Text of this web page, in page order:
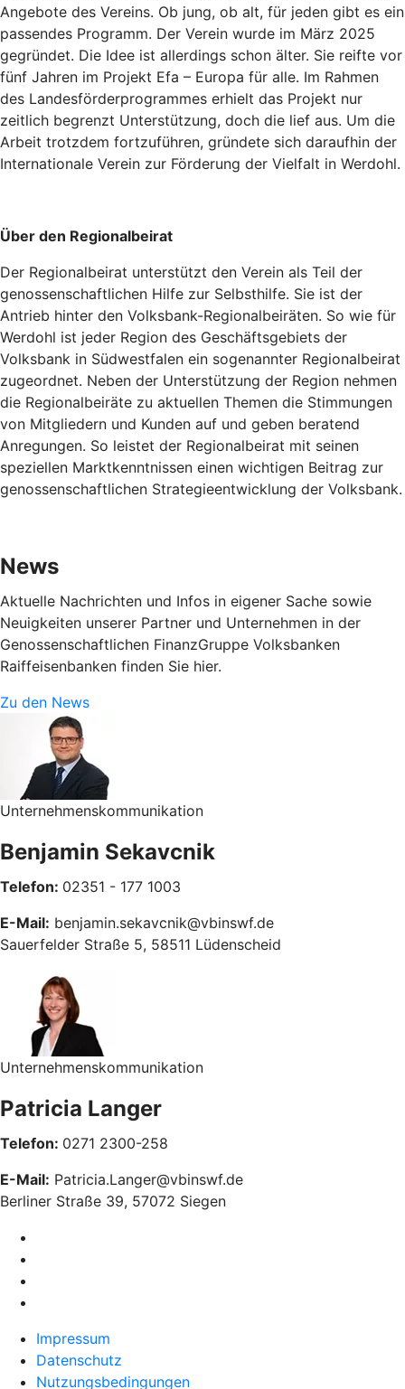
Angebote des Vereins. Ob jung, ob alt, für jeden gibt es ein
passendes Programm. Der Verein wurde im März 2025
gegründet. Die Idee ist allerdings schon älter. Sie reifte vor
fünf Jahren im Projekt Efa – Europa für alle. Im Rahmen
des Landesförderprogrammes erhielt das Projekt nur
zeitlich begrenzt Unterstützung, doch die lief aus. Um die
Arbeit trotzdem fortzuführen, gründete sich daraufhin der
Internationale Verein zur Förderung der Vielfalt in Werdohl.
Über den Regionalbeirat
Der Regionalbeirat unterstützt den Verein als Teil der
genossenschaftlichen Hilfe zur Selbsthilfe. Sie ist der
Antrieb hinter den Volksbank-Regionalbeiräten. So wie für
Werdohl ist jeder Region des Geschäftsgebiets der
Volksbank in Südwestfalen ein sogenannter Regionalbeirat
zugeordnet. Neben der Unterstützung der Region nehmen
die Regionalbeiräte zu aktuellen Themen die Stimmungen
von Mitgliedern und Kunden auf und geben beratend
Anregungen. So leistet der Regionalbeirat mit seinen
speziellen Marktkenntnissen einen wichtigen Beitrag zur
genossenschaftlichen Strategieentwicklung der Volksbank.
News
Aktuelle Nachrichten und Infos in eigener Sache sowie
Neuigkeiten unserer Partner und Unternehmen in der
Genossenschaftlichen FinanzGruppe Volksbanken
Raiffeisenbanken finden Sie hier.
Zu den News
Unternehmenskommunikation
Benjamin Sekavcnik
Telefon: 02351 - 177 1003
E-Mail: benjamin.sekavcnik@vbinswf.de
Sauerfelder Straße 5, 58511 Lüdenscheid
Unternehmenskommunikation
Patricia Langer
Telefon: 0271 2300-258
E-Mail: Patricia.Langer@vbinswf.de
Berliner Straße 39, 57072 Siegen
Impressum
Datenschutz
Nutzungsbedingungen